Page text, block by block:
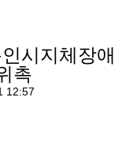
시지체장애
촉
12:57